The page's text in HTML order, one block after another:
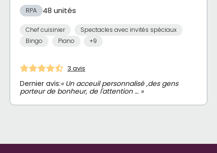
RPA 48 unités
Chef cuisinier
Spectacles avec invités spéciaux
Bingo
Piano +9
3 avis
Dernier avis:« Un acceuil personnalisé ,des gens
porteur de bonheur, de l'attention … »